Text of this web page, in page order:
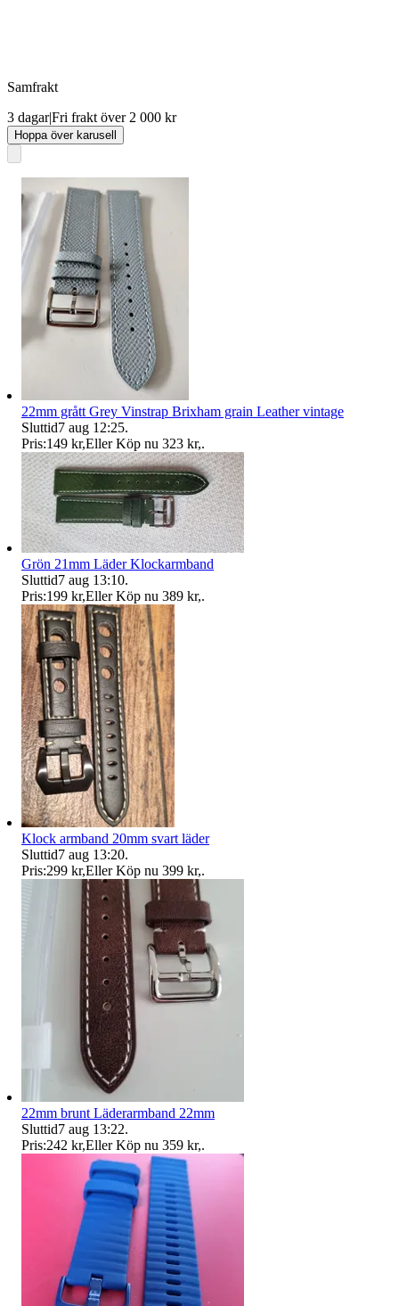
Samfrakt
3 dagar|Fri frakt över 2 000 kr
Hoppa över karusell
22mm grått Grey Vinstrap Brixham grain Leather vintage
Sluttid7 aug 12:25.
Pris:149 kr,Eller Köp nu 323 kr,.
Grön 21mm Läder Klockarmband
Sluttid7 aug 13:10.
Pris:199 kr,Eller Köp nu 389 kr,.
Klock armband 20mm svart läder
Sluttid7 aug 13:20.
Pris:299 kr,Eller Köp nu 399 kr,.
22mm brunt Läderarmband 22mm
Sluttid7 aug 13:22.
Pris:242 kr,Eller Köp nu 359 kr,.